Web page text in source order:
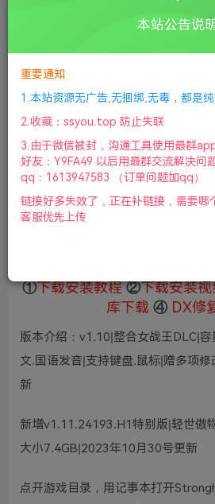
要塞：军阀之战/群雄割据特别版/
此内容为付费资源，请付费后查看
鲜花 5 鲜花 36
赞助会员 免费
付费资源
①下载安装教程 ②下载安装
库下载 ④ DX修
版本介绍：v1.10|整合女战王DLC|
文.国语发音|支持键盘.鼠标|赠多项
新
新增v1.11.24193.H1特别版|轻世傲
大小7.4GB|2023年10月30号更新
点开游戏目录，用记事本打开
本站公告说明
重要通知
1.本站资源无广告,无捆绑,无毒，都是纯
2.收藏：ssyou.top 防止失联
3.由于微信被封，沟通工具使用最群
好友：Y9FA49 以后用最群交流解决问
qq：1613947583 （订单问题加qq）
链接好多失效了，正在补链接，需要哪
客服优先上传